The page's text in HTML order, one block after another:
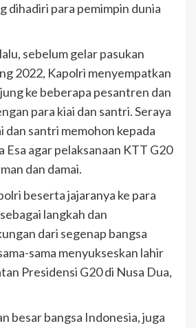
dihadiri para pemimpin dunia
sebelum gelar pasukan
2022, Kapolri menyempatkan
ke beberapa pesantren dan
para kiai dan santri. Seraya
dan santri memohon kepada
Esa agar pelaksanaan KTT G20
dan damai.
beserta jajaranya ke para
langkah dan
dari segenap bangsa
sama menyukseskan lahir
Presidensi G20 di Nusa Dua,
besar bangsa Indonesia, juga